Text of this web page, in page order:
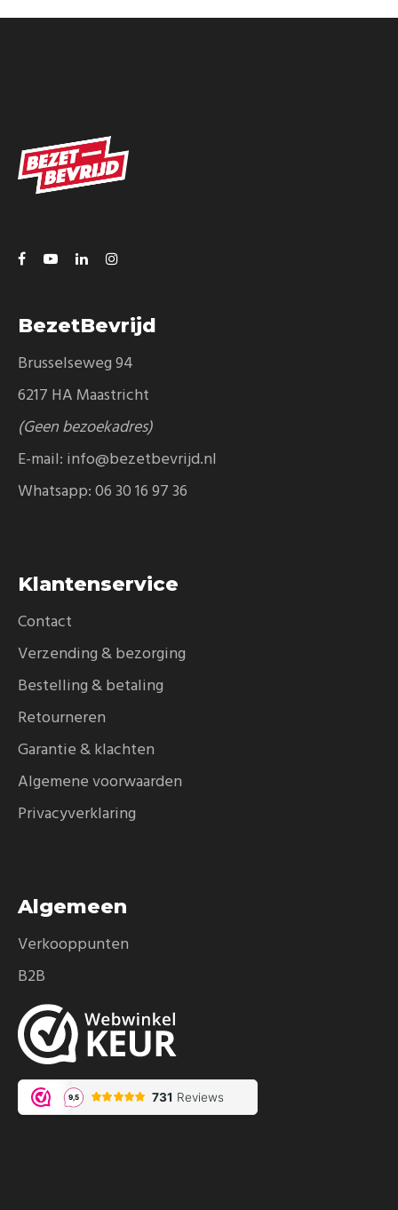
BezetBevrijd
Brusselseweg 94
6217 HA Maastricht
(Geen bezoekadres)
E-mail: info@bezetbevrijd.nl
Whatsapp:06 30 16 97 36
Klantenservice
Contact
Verzending & bezorging
Bestelling & betaling
Retourneren
Garantie & klachten
Algemene voorwaarden
Privacyverklaring
Algemeen
Verkooppunten
B2B